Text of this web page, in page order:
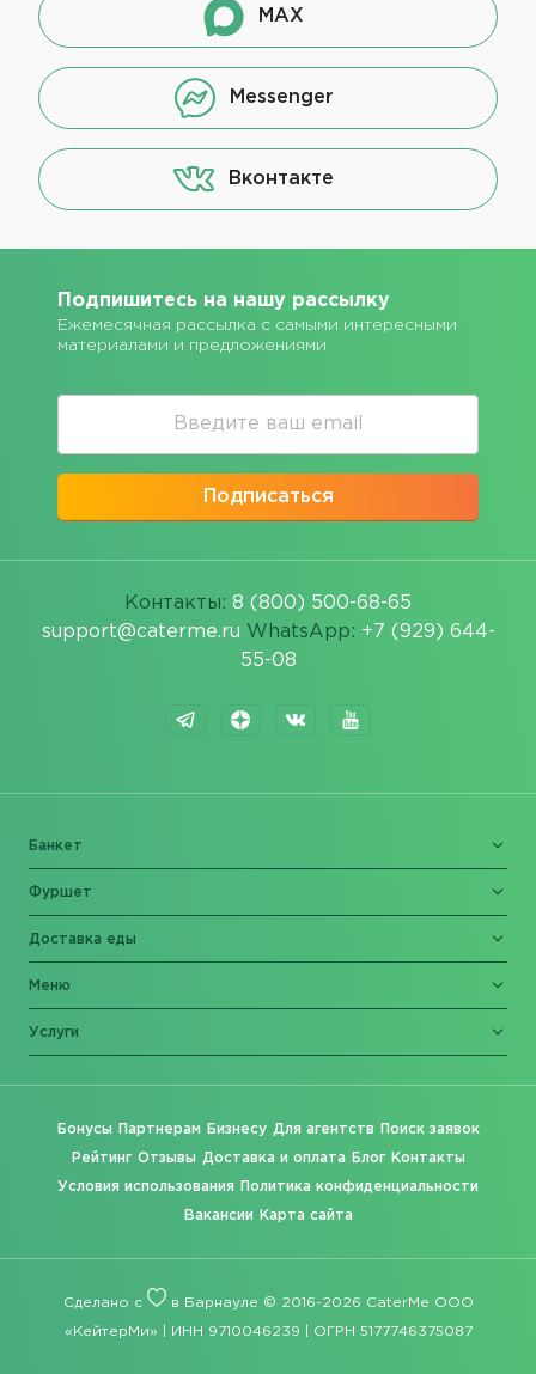
MAX
Messenger
Вконтакте
Подпишитесь на нашу рассылку
Ежемесячная рассылка с самыми интересными
материалами и предложениями
Подписаться
Контакты: 8 (800) 500-68-65
support@caterme.ru WhatsApp: +7 (929) 644-
55-08
Банкет
Фуршет
Доставка еды
Меню
Услуги
Бонусы Партнерам Бизнесу Для агентств Поиск заявок
Рейтинг Отзывы Доставка и оплата Блог Контакты
Условия использования Политика конфиденциальности
Вакансии Карта сайта
Сделано с в Барнауле © 2016-2026 CaterMe ООО
«КейтерМи» | ИНН 9710046239 | ОГРН 5177746375087